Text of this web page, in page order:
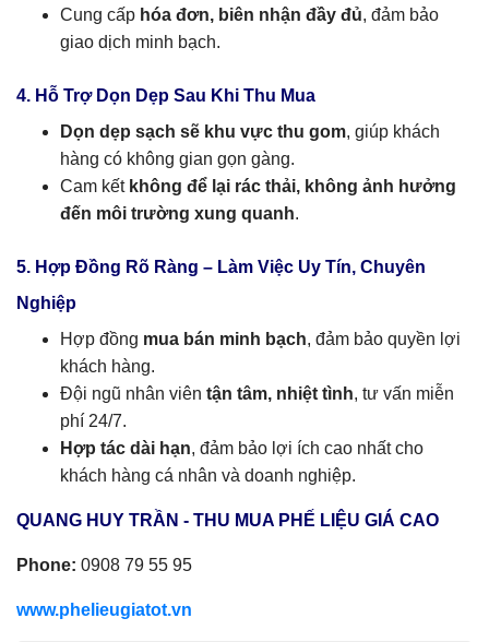
Cung cấp hóa đơn, biên nhận đầy đủ, đảm bảo
giao dịch minh bạch.
4. Hỗ Trợ Dọn Dẹp Sau Khi Thu Mua
Dọn dẹp sạch sẽ khu vực thu gom, giúp khách
hàng có không gian gọn gàng.
Cam kết không để lại rác thải, không ảnh hưởng
đến môi trường xung quanh.
5. Hợp Đồng Rõ Ràng – Làm Việc Uy Tín, Chuyên
Nghiệp
Hợp đồng mua bán minh bạch, đảm bảo quyền lợi
khách hàng.
Đội ngũ nhân viên tận tâm, nhiệt tình, tư vấn miễn
phí 24/7.
Hợp tác dài hạn, đảm bảo lợi ích cao nhất cho
khách hàng cá nhân và doanh nghiệp.
QUANG HUY TRẦN - THU MUA PHẾ LIỆU GIÁ CAO
Phone: 0908 79 55 95
www.phelieugiatot.vn